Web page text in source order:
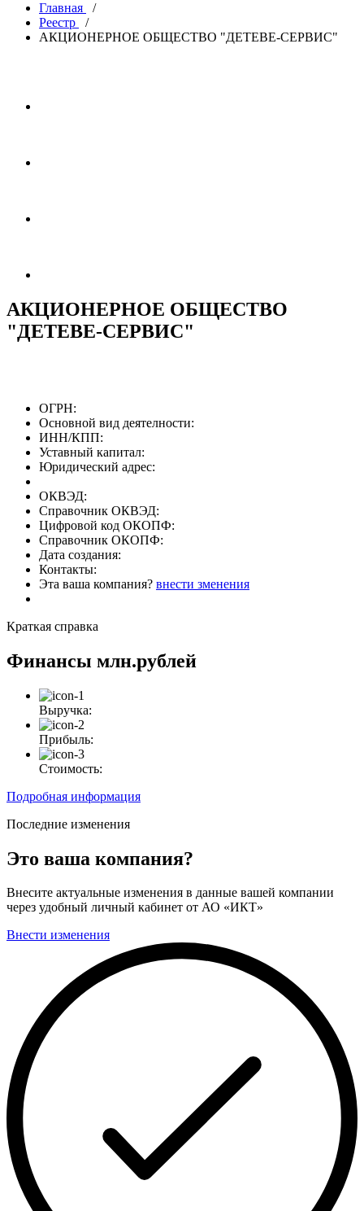
Главная
/
Реестр
/
АКЦИОНЕРНОЕ ОБЩЕСТВО "ДЕТЕВЕ-СЕРВИС"
АКЦИОНЕРНОЕ ОБЩЕСТВО
"ДЕТЕВЕ-СЕРВИС"
ОГРН:
Основной вид деятелности:
ИНН/КПП:
Уставный капитал:
Юридический адрес:
ОКВЭД:
Справочник ОКВЭД:
Цифровой код ОКОПФ:
Справочник ОКОПФ:
Дата создания:
Контакты:
Эта ваша компания? внести зменения
Краткая справка
Финансы млн.рублей
Выручка:
Прибыль:
Стоимость:
Подробная информация
Последние изменения
Это ваша компания?
Внесите актуальные изменения в данные вашей компании
через удобный личный кабинет от АО «ИКТ»
Внести изменения